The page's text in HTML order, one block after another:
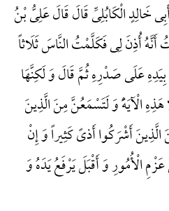
خَالِدٍ الْکَابُلِیِّ قَالَ قَالَ عَلِیُّ بْنُ
أُذِنَ لِی فَکَلَّمْتُ النَّاسَ ثَلَاثاً
عَلَی صَدْرِهِ ثُمَّ قَالَ وَ لَکِنَّهَا
الْآیَهًَْ وَ لَتَسْمَعُنَّ مِنَ الَّذِینَ
أَشْرَکُوا أَذیً کَثِیراً وَ إِنْ
الْأُمُورِ وَ أَقْبَلَ یَرْفَعُ یَدَهُ وَ